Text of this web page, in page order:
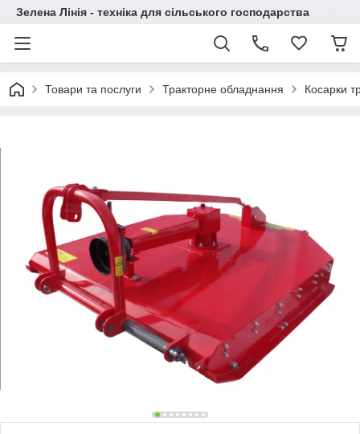
Зелена Лінія - техніка для сільського господарства
Товари та послуги Тракторне обладнання Косарки